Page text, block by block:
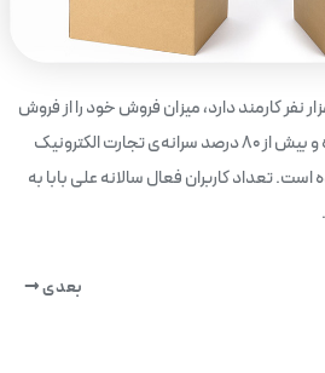
علی بابا که بیش از 20 هزار نفر کارمند دارد، میزان فروش خود را از فروش
آمازون و ای بی هم فراتر برده و بیش از 80 درصد سرانه‌ی تجارت الکترونیک
تعداد کاربران فعال سالانه علی بابا به
بعدی